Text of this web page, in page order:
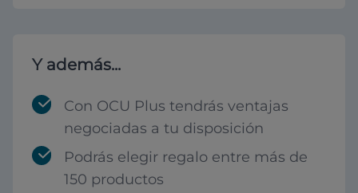
Y además...
Con OCU Plus tendrás ventajas
negociadas a tu disposición
Podrás elegir regalo entre más de
150 productos